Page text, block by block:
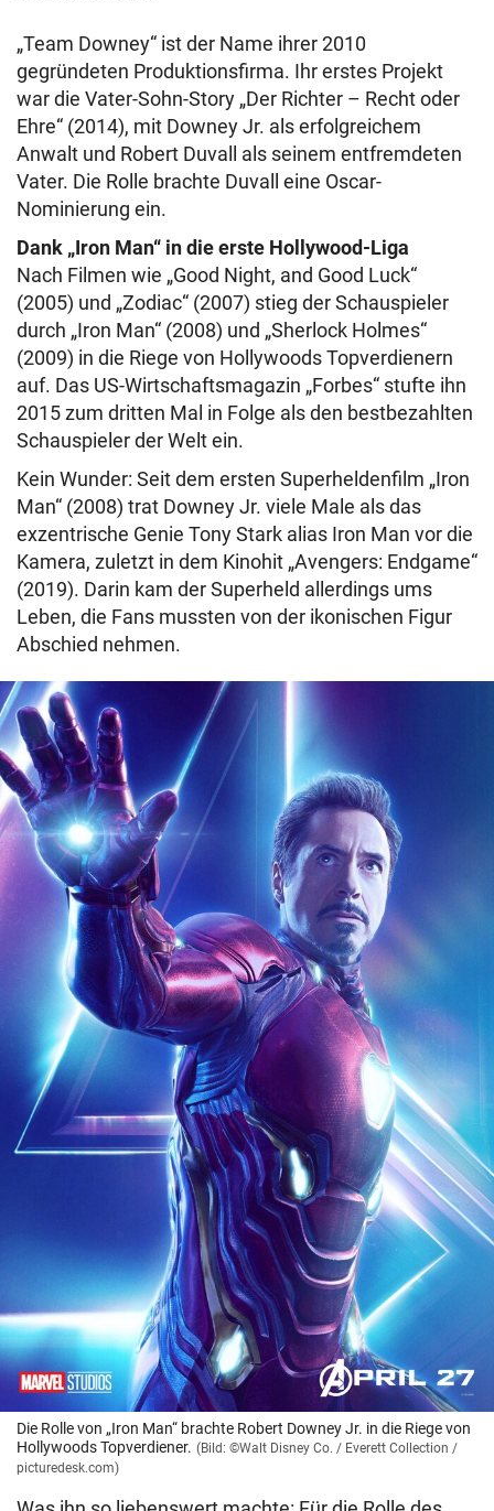
„Team Downey“ ist der Name ihrer 2010
gegründeten Produktionsfirma. Ihr erstes Projekt
war die Vater-Sohn-Story „Der Richter – Recht oder
Ehre“ (2014), mit Downey Jr. als erfolgreichem
Anwalt und Robert Duvall als seinem entfremdeten
Vater. Die Rolle brachte Duvall eine Oscar-
Nominierung ein.
Dank „Iron Man“ in die erste Hollywood-Liga
Nach Filmen wie „Good Night, and Good Luck“
(2005) und „Zodiac“ (2007) stieg der Schauspieler
durch „Iron Man“ (2008) und „Sherlock Holmes“
(2009) in die Riege von Hollywoods Topverdienern
auf. Das US-Wirtschaftsmagazin „Forbes“ stufte ihn
2015 zum dritten Mal in Folge als den bestbezahlten
Schauspieler der Welt ein.
Kein Wunder: Seit dem ersten Superheldenfilm „Iron
Man“ (2008) trat Downey Jr. viele Male als das
exzentrische Genie Tony Stark alias Iron Man vor die
Kamera, zuletzt in dem Kinohit „Avengers: Endgame“
(2019). Darin kam der Superheld allerdings ums
Leben, die Fans mussten von der ikonischen Figur
Abschied nehmen.
Die Rolle von „Iron Man“ brachte Robert Downey Jr. in die Riege von
Hollywoods Topverdiener. (Bild: ©Walt Disney Co. / Everett Collection /
picturedesk.com)